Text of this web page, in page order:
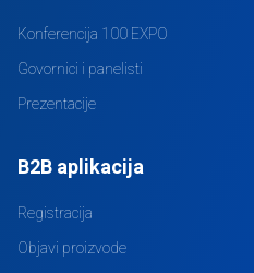
Konferencija 100 EXPO
Govornici i panelisti
Prezentacije
B2B aplikacija
Registracija
Objavi proizvode